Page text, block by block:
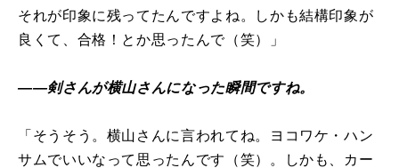
それが印象に残ってたんですよね。しかも結構印象が
良くて、合格！とか思ったんで（笑）」
――剣さんが横山さんになった瞬間ですね。
「そうそう。横山さんに言われてね。ヨコワケ・ハン
サムでいいなって思ったんです（笑）。しかも、カー